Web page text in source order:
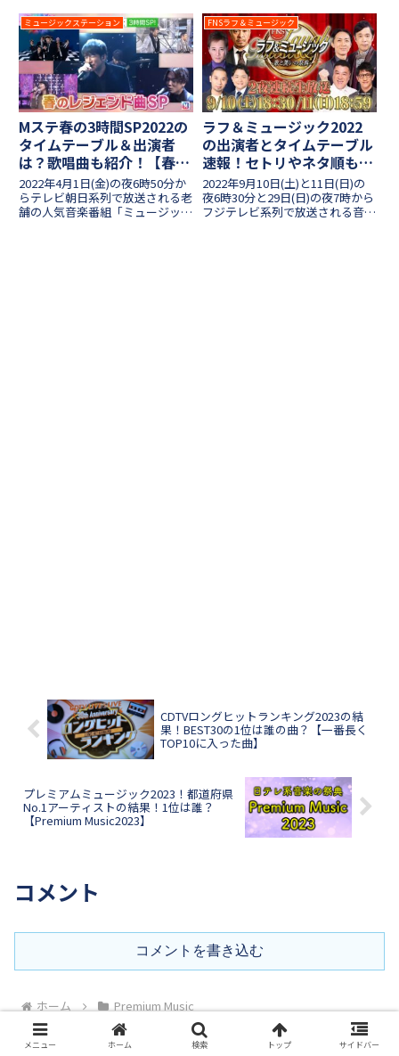
定戦」、歌唱力に自信を持つアマ
チュアさんが集いました。全国
5998人が応募したオーディショ
ンから選ばれており...
異種格闘技戦 春の陣」が開催、
歌唱力に自信を持つ芸能人14名
が集いました。今回は「歌まね
No.1決定戦」「芸能...
ミュージックステーション
Mステ春の3時間SP2022の
タイムテーブル＆出演者
は？歌唱曲も紹介！【春の
レジェンド曲スペシャル】
2022年4月1日(金)の夜6時50分か
らテレビ朝日系列で放送される老
舗の人気音楽番組「ミュージック
FNSラフ＆ミュージック
ラフ＆ミュージック2022
の出演者とタイムテーブル
速報！セトリやネタ順も紹
介【FNS歌と笑いの祭典】
2022年9月10日(土)と11日(日)の
夜6時30分と29日(日)の夜7時から
フジテレビ系列で放送される音楽
CDTVロングヒットランキング2023の結
果！BEST30の1位は誰の曲？【一番長く
TOP10に入った曲】
プレミアムミュージック2023！都道府県
No.1アーティストの結果！1位は誰？
【Premium Music2023】
コメント
コメントを書き込む
ホーム Premium Music
メニュー ホーム 検索 トップ サイドバー